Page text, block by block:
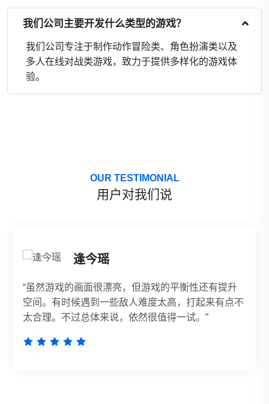
我们公司主要开发什么类型的游戏？
我们公司专注于制作动作冒险类、角色扮演类以及
多人在线对战类游戏，致力于提供多样化的游戏体
验。
OUR TESTIMONIAL
用户对我们说
漂亮，但游戏的平衡性还有提升
一些敌人难度太高，打起来有点不
来说，依然很值得一试。”
**这款游戏简直是
玩法也非常有创意
组队打怪的感觉太